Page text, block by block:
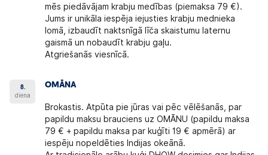
mēs piedāvājam krabju medības (piemaksa 79 €).
Jums ir unikāla iespēja iejusties krabju mednieka
lomā, izbaudīt naktsnīgā līča skaistumu laternu
gaismā un nobaudīt krabju gaļu.
Atgriešanās viesnīcā.
8.
diena
OMĀNA
Brokastis. Atpūta pie jūras vai pēc vēlēšanās, par
papildu maksu brauciens uz OMĀNU (papildu maksa
79 € + papildu maksa par kuģīti 19 € apmērā) ar
iespēju nopeldēties Indijas okeānā.